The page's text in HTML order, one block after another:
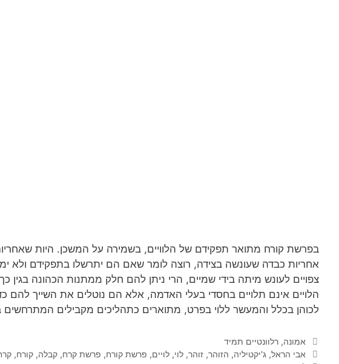
בפרשת קורח מתואר תפקידם של הלוויים, בשמירה על המשכן. היות
אחריות כבדה שעונשה בצידה, רוצה לומר שאם הם יתרשלו בתפקידם ולא
צפויים לעונש מיתה בידי שמיים, הרי ניתן להם חלק ממתנות הכהונה בגין
הלויים אינם תלויים בחסדי בעלי האדמה, אלא הם נוטלים את השייך להם
לכוהן בכלל והמעשר ללוי בפרט, מתוארים כתהליכים מקבילים המתרחשים
קטגוריות
אמונה, רלוונטיים תמיד
תגיות
אבי הראל, ג'יקטיליה, הזוהר, זוהר, לוי, לויים, פרשת קורח, פרשת קרח, קבלה, קורח,